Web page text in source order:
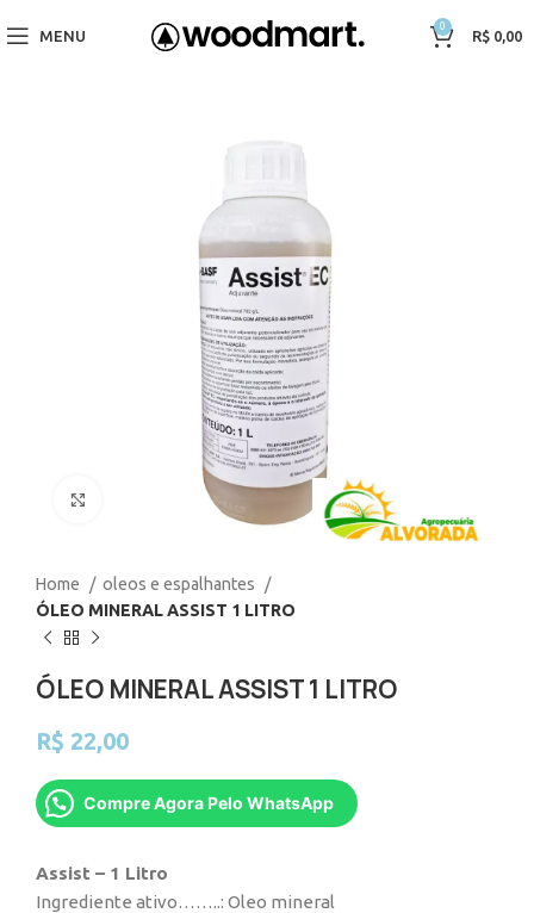
MENU
0
R$ 0,00
Click to enlarge
Home
oleos e espalhantes
ÓLEO MINERAL ASSIST 1 LITRO
ÓLEO MINERAL ASSIST 1 LITRO
R$ 22,00
Compre Agora Pelo WhatsApp
Assist – 1 Litro
Ingrediente ativo……..: Oleo mineral